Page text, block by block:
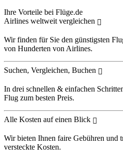
Ihre Vorteile bei Flüge.de
Airlines weltweit vergleichen
Wir finden für Sie den günstigsten
von Hunderten von Airlines.
Suchen, Vergleichen, Buchen
In drei schnellen & einfachen
Flug zum besten Preis.
Alle Kosten auf einen Blick
Wir bieten Ihnen faire Gebühren und
versteckte Kosten.